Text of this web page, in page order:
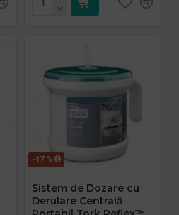
-17 %
Sistem de Dozare cu
Derulare Centrală